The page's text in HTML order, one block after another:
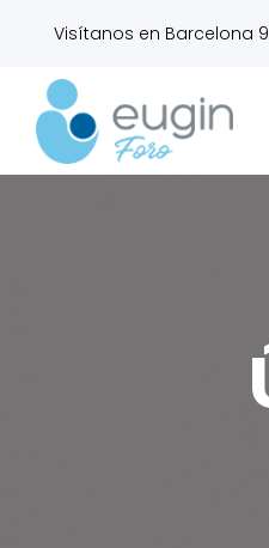
Visítanos en Barcelona